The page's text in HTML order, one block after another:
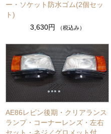
ー・ソケット防水ゴム(2個セッ
ト)
3,630円
（税込み）
AE86レビン後期・クリアランス
ランプ・コーナーレンズ・左右